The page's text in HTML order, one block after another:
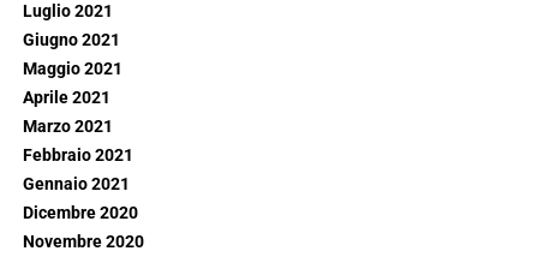
Luglio 2021
Giugno 2021
Maggio 2021
Aprile 2021
Marzo 2021
Febbraio 2021
Gennaio 2021
Dicembre 2020
Novembre 2020